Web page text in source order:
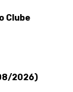
Clube
2026)